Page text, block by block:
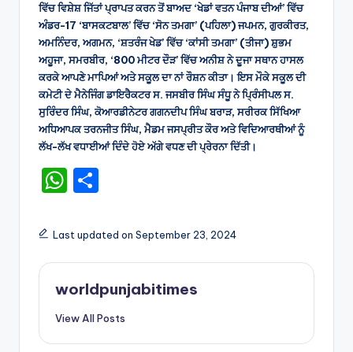
ਵਿੱਚ ਵਿਸ਼ੇਸ਼ ਜਿੱਤਾਂ ਪ੍ਰਾਪਤ ਕਰਨ ਤੋਂ ਬਾਅਦ ‘ਖੇਡਾਂ ਵਤਨ ਪੰਜਾਬ ਦੀਆਂ’ ਵਿੱਚ
ਅੰਡਰ-17 ‘ਬਾਸਕਟਬਾਲ’ ਵਿੱਚ ‘ਸੋਨ ਤਮਗਾ’ (ਪਹਿਲਾ) ਜਪਮਨ, ਗੁਰਕੀਰਤ,
ਅਮਨਿੰਦਰ, ਅਗਮਨ, ‘ਸ਼ਤਰੰਜ ਖੇਡ’ ਵਿੱਚ ‘ਕਾਂਸੀ ਤਮਗਾ’ (ਤੀਜਾ) ਸ਼ੁਭਮ
ਅਹੂਜਾ, ਸਮਰਬੀਰ, ‘800 ਮੀਟਰ ਦੌੜ’ ਵਿੱਚ ਅਨੀਸ਼ ਨੇ ਦੂਜਾ ਸਥਾਨ ਹਾਸਲ
ਕਰਕੇ ਆਪਣੇ ਮਾਪਿਆਂ ਅਤੇ ਸਕੂਲ ਦਾ ਨਾਂ ਰੌਸ਼ਨ ਕੀਤਾ। ਇਸ ਮੌਕੇ ਸਕੂਲ ਦੀ
ਕਮੇਟੀ ਦੇ ਮੈਨੇਜਿੰਗ ਡਾਇਰੈਕਟਰ ਸ. ਜਸਬੀਰ ਸਿੰਘ ਸੰਧੂ ਨੇ ਪਿ੍ਰੰਸੀਪਲ ਸ.
ਸੁਰਿੰਦਰ ਸਿੰਘ, ਕੋਆਰਡੀਨੇਟਰ ਗਗਨਦੀਪ ਸਿੰਘ ਬਰਾੜ, ਸਰੀਰਕ ਸਿੱਖਿਆ
ਅਧਿਆਪਕ ਤਰਨਜੀਤ ਸਿੰਘ, ਮੈਡਮ ਜਸਪ੍ਰੀਤ ਕੌਰ ਅਤੇ ਵਿਦਿਆਰਥੀਆਂ ਨੂੰ
ਲੱਖ-ਲੱਖ ਵਧਾਈਆਂ ਦਿੰਦੇ ਹੋਏ ਅੱਗੇ ਵਧਣ ਦੀ ਪ੍ਰੇਰਨਾ ਦਿੱਤੀ।
W
a
ts
A
p
ar
e
Last updated on September 23, 2024
worldpunjabitimes
View All Posts